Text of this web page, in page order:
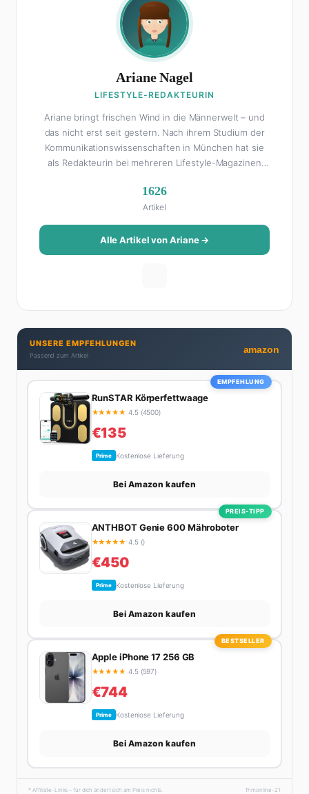
Ariane Nagel
LIFESTYLE-REDAKTEURIN
Ariane bringt frischen Wind in die Männerwelt – und
das nicht erst seit gestern. Nach ihrem Studium der
Kommunikationswissenschaften in München hat sie
als Redakteurin bei mehreren Lifestyle-Magazinen
Als Lifestyle-Redakteurin schreibt sie über alles, was
das Leben schöner macht: von Interior Design und
Reise-Tipps über Food-Trends bis hin zu
Beziehungsratgebern, die auch Männer gerne lesen.
Ihre Geheimwaffe: Sie weiß genau, was Frauen an
Brunch-Spot der Stadt. Ihre Interior-Tipps basieren
auf echter Erfahrung – ihre Wohnung wurde schon
zweimal in Design-Blogs gefeatured.
1626
Artikel
Alle Artikel von Ariane →
UNSERE EMPFEHLUNGEN
Passend zum Artikel
amazon
EMPFEHLUNG
RunSTAR Körperfettwaage
★★★★★ 4.5 (4500)
€135
Prime Kostenlose Lieferung
Bei Amazon kaufen
PREIS-TIPP
ANTHBOT Genie 600 Mähroboter
★★★★★ 4.5 ()
€450
Prime Kostenlose Lieferung
Bei Amazon kaufen
BESTSELLER
Apple iPhone 17 256 GB
★★★★★ 4.5 (597)
€744
Prime Kostenlose Lieferung
Bei Amazon kaufen
* Affiliate-Links – für dich ändert sich am Preis nichts. fhmonline-21